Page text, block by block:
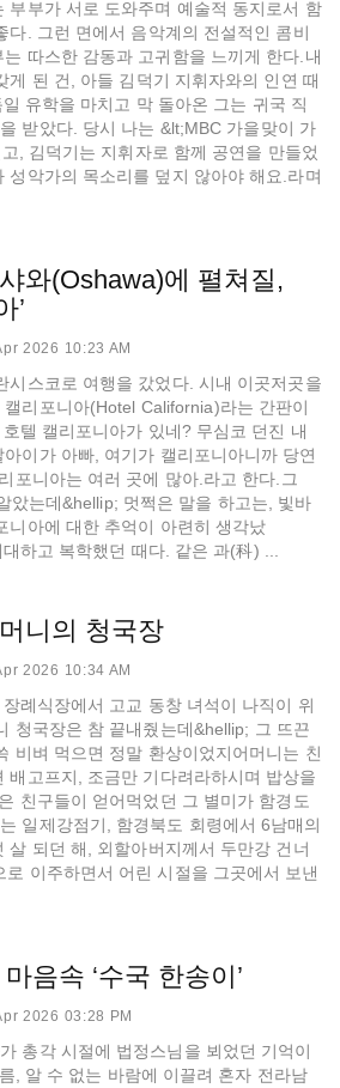
부부가 서로 도와주며 예술적 동지로서 함
다. 그런 면에서 음악계의 전설적인 콤비
따스한 감동과 고귀함을 느끼게 한다.내
게 된 건, 아들 김덕기 지휘자와의 인연 때
유학을 마치고 막 돌아온 그는 귀국 직
받았다. 당시 나는 &lt;MBC 가을맞이 가
, 김덕기는 지휘자로 함께 공연을 만들었
성악가의 목소리를 덮지 않아야 해요.라며
와(Oshawa)에 펼쳐질,
’
2026 10:23 AM
시스코로 여행을 갔었다. 시내 이곳저곳을
리포니아(Hotel California)라는 간판이
텔 캘리포니아가 있네? 무심코 던진 내
이가 아빠, 여기가 캘리포니아니까 당연
포니아는 여러 곳에 많아.라고 한다.그
았는데&hellip; 멋쩍은 말을 하고는, 빛바
니아에 대한 추억이 아련히 생각났
하고 복학했던 때다. 같은 과(科) ...
니의 청국장
2026 10:34 AM
례식장에서 고교 동창 녀석이 나직이 위
청국장은 참 끝내줬는데&hellip; 그 뜨끈
비벼 먹으면 정말 환상이었지어머니는 친
배고프지, 조금만 기다려라하시며 밥상을
친구들이 얻어먹었던 그 별미가 함경도
일제강점기, 함경북도 회령에서 6남매의
살 되던 해, 외할아버지께서 두만강 건너
이주하면서 어린 시절을 그곳에서 보낸
음속 ‘수국 한송이’
2026 03:28 PM
총각 시절에 법정스님을 뵈었던 기억이
, 알 수 없는 바람에 이끌려 혼자 전라남